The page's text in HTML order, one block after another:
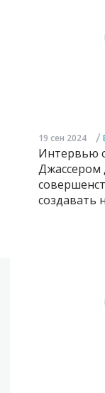
19 сен 2024 /
Интервью
создавать